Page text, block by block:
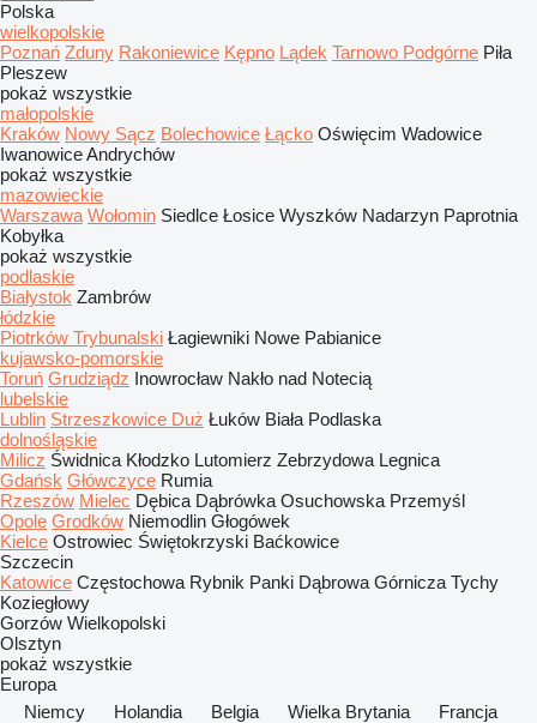
Polska
wielkopolskie
Poznań Zduny Rakoniewice Kępno Lądek Tarnowo Podgórne Piła
Pleszew
pokaż wszystkie
małopolskie
Kraków Nowy Sącz Bolechowice Łącko Oświęcim Wadowice
IwanowiceAndrychów
pokaż wszystkie
mazowieckie
Warszawa Wołomin Siedlce Łosice Wyszków Nadarzyn Paprotnia
Kobyłka
pokaż wszystkie
podlaskie
Białystok Zambrów
łódzkie
Piotrków Trybunalski Łagiewniki Nowe Pabianice
kujawsko-pomorskie
Toruń Grudziądz Inowrocław Nakło nad Notecią
lubelskie
Lublin Strzeszkowice Duż Łuków Biała Podlaska
dolnośląskie
Milicz Świdnica Kłodzko Lutomierz Zebrzydowa Legnica
Gdańsk Główczyce Rumia
Rzeszów Mielec Dębica Dąbrówka Osuchowska Przemyśl
Opole Grodków Niemodlin Głogówek
Kielce Ostrowiec Świętokrzyski Baćkowice
Szczecin
Katowice Częstochowa Rybnik Panki Dąbrowa Górnicza Tychy
Koziegłowy
Gorzów Wielkopolski
Olsztyn
pokaż wszystkie
Europa
Niemcy
Holandia Belgia Wielka Brytania
Francja